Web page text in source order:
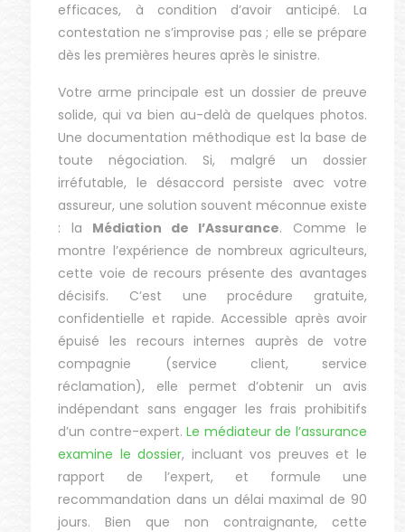
efficaces, à condition d’avoir anticipé. La
contestation ne s’improvise pas ; elle se prépare
dès les premières heures après le sinistre.
Votre arme principale est un dossier de preuve
solide, qui va bien au-delà de quelques photos.
Une documentation méthodique est la base de
toute négociation. Si, malgré un dossier
irréfutable, le désaccord persiste avec votre
assureur, une solution souvent méconnue existe
: la Médiation de l’Assurance. Comme le
montre l’expérience de nombreux agriculteurs,
cette voie de recours présente des avantages
décisifs. C’est une procédure gratuite,
confidentielle et rapide. Accessible après avoir
épuisé les recours internes auprès de votre
compagnie (service client, service
réclamation), elle permet d’obtenir un avis
indépendant sans engager les frais prohibitifs
d’un contre-expert.Le médiateur de l’assurance
examine le dossier, incluant vos preuves et le
rapport de l’expert, et formule une
recommandation dans un délai maximal de 90
jours. Bien que non contraignante, cette